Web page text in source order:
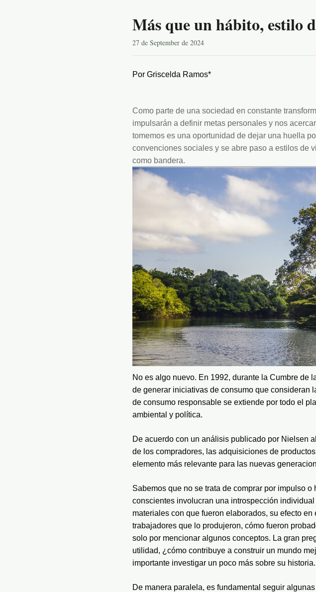
Más que un hábito, estilo
27 de September de 2024
Por Griscelda Ramos*
Como parte de una sociedad en constante
impulsarán a definir metas personales y nos
tomemos es una oportunidad de dejar una huella
convenciones sociales y se abre paso a estilos de
como bandera.
No es algo nuevo. En 1992, durante la Cumbre de
de generar iniciativas de consumo que consideran
de consumo responsable se extiende por todo el
ambiental y política.
De acuerdo con un análisis publicado por Nielsen
de los compradores, las adquisiciones de
elemento más relevante para las nuevas
Sabemos que no se trata de comprar por impulso
conscientes involucran una introspección
materiales con que fueron elaborados, su efecto
trabajadores que lo produjeron, cómo fueron
solo por mencionar algunos conceptos. La gran
utilidad, ¿cómo contribuye a construir un mundo
importante investigar un poco más sobre su historia.
De manera paralela, es fundamental seguir